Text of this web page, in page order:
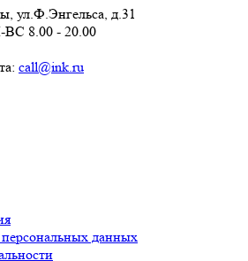
ул.Ф.Энгельса, д.31
8.00 - 20.00
call@ink.ru
персональных данных